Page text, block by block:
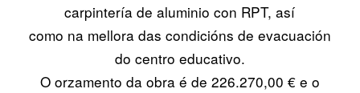
carpintería de aluminio con RPT, así
como na mellora das condicións de evacuación
do centro educativo.
O orzamento da obra é de 226.270,00 € e o